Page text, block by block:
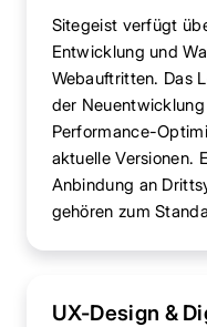
Sitegeist verfügt
Entwicklung und
Webauftritten. Das
der
Performance-
aktuelle Versionen.
Anbindung an
gehören zum
UX-Design &